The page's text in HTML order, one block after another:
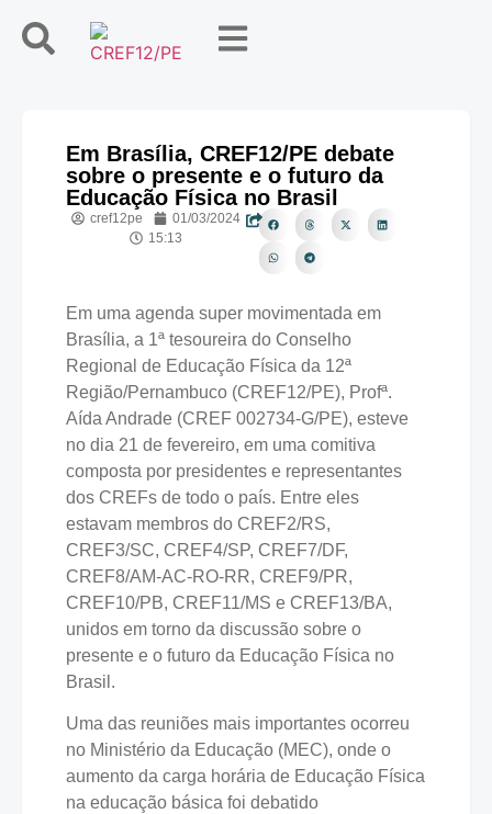
Em Brasília, CREF12/PE debate
sobre o presente e o futuro da
Educação Física no Brasil
cref12pe
01/03/2024
15:13
Em uma agenda super movimentada em
Brasília, a 1ª tesoureira do Conselho
Regional de Educação Física da 12ª
Região/Pernambuco (CREF12/PE), Profª.
Aída Andrade (CREF 002734-G/PE), esteve
no dia 21 de fevereiro, em uma comitiva
composta por presidentes e representantes
dos CREFs de todo o país. Entre eles
estavam membros do CREF2/RS,
CREF3/SC, CREF4/SP, CREF7/DF,
CREF8/AM-AC-RO-RR, CREF9/PR,
CREF10/PB, CREF11/MS e CREF13/BA,
unidos em torno da discussão sobre o
presente e o futuro da Educação Física no
Brasil.
Uma das reuniões mais importantes ocorreu
no Ministério da Educação (MEC), onde o
aumento da carga horária de Educação Física
na educação básica foi debatido